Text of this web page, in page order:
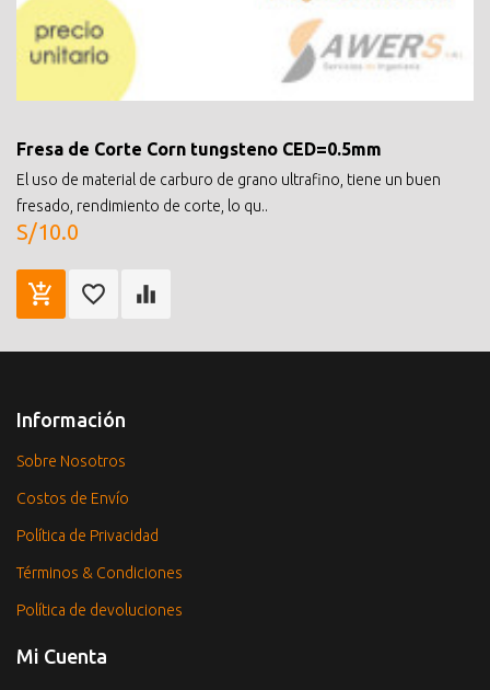
Fresa de Corte Corn tungsteno CED=0.5mm
El uso de material de carburo de grano ultrafino, tiene un buen
fresado, rendimiento de corte, lo qu..
S/10.0
Información
Sobre Nosotros
Costos de Envío
Política de Privacidad
Términos & Condiciones
Política de devoluciones
Mi Cuenta